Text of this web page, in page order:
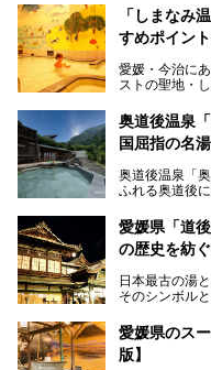
ナーが訪れる
浴・食事・宿
も、特におす
「しまなみ
すめポイン
愛媛・今治に
ストの聖地・
ばれていて、
人に嬉しい工
ナまで種類豊
ポイントにつ
きたくなるこ
奥道後温泉
国屈指の名
奥道後温泉「
ふれる奥道後
露天風呂。日
す。
ト。今回はニ
物の大露天風
その魅力をご
愛媛県「道
の歴史を紡
日本最古の湯
そのシンボル
いた保存修理
全館営業再開
愛媛県のス
版】